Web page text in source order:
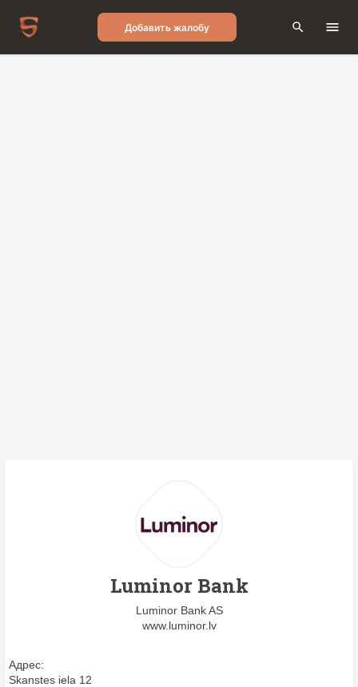
Добавить жалобу
Luminor Bank
Luminor Bank AS
www.luminor.lv
Адрес:
Skanstes iela 12